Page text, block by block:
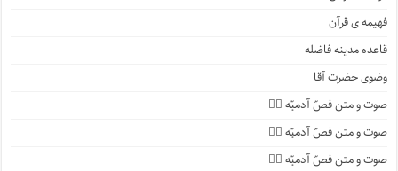
فهیمه ی قرآن
قاعده مدینه فاضله
وضوی حضرت آقا
صوت و متن فصّ آدمیّه ۴️⃣
صوت و متن فصّ آدمیّه ۳️⃣
صوت و متن فصّ آدمیّه ۲️⃣